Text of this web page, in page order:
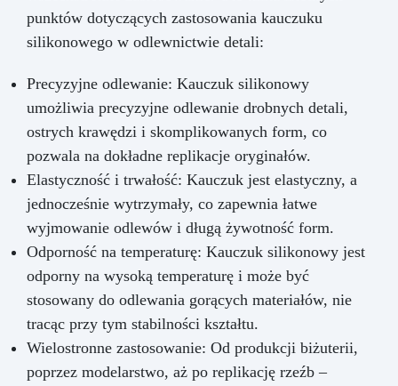
punktów dotyczących zastosowania kauczuku
silikonowego w odlewnictwie detali:
Precyzyjne odlewanie: Kauczuk silikonowy
umożliwia precyzyjne odlewanie drobnych detali,
ostrych krawędzi i skomplikowanych form, co
pozwala na dokładne replikacje oryginałów.
Elastyczność i trwałość: Kauczuk jest elastyczny, a
jednocześnie wytrzymały, co zapewnia łatwe
wyjmowanie odlewów i długą żywotność form.
Odporność na temperaturę: Kauczuk silikonowy jest
odporny na wysoką temperaturę i może być
stosowany do odlewania gorących materiałów, nie
tracąc przy tym stabilności kształtu.
Wielostronne zastosowanie: Od produkcji biżuterii,
poprzez modelarstwo, aż po replikację rzeźb –